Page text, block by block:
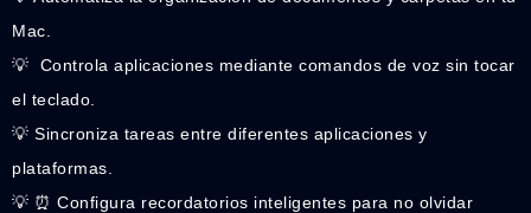
Mac.
💡 ️ Controla aplicaciones mediante comandos de voz sin tocar
el teclado.
💡 Sincroniza tareas entre diferentes aplicaciones y
plataformas.
💡 ⏰ Configura recordatorios inteligentes para no olvidar